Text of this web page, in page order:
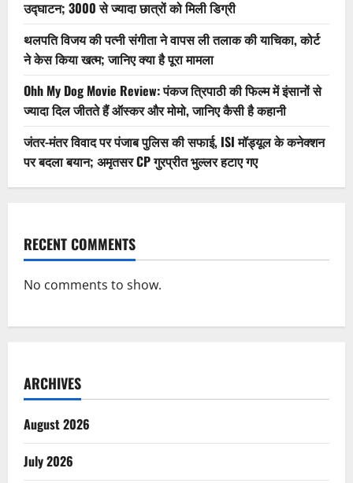
उद्घाटन; 3000 से ज्यादा छात्रों को मिली डिग्री
थलपति विजय की पत्नी संगीता ने वापस ली तलाक की याचिका, कोर्ट
ने केस किया खत्म; जानिए क्या है पूरा मामला
Ohh My Dog Movie Review: पंकज त्रिपाठी की फिल्म में इंसानों से
ज्यादा दिल जीतते हैं ऑस्कर और मोमो, जानिए कैसी है कहानी
जंतर-मंतर विवाद पर पंजाब पुलिस की सफाई, ISI मॉड्यूल के कनेक्शन
पर बदला बयान; अमृतसर CP गुरप्रीत भुल्लर हटाए गए
RECENT COMMENTS
No comments to show.
ARCHIVES
August 2026
July 2026